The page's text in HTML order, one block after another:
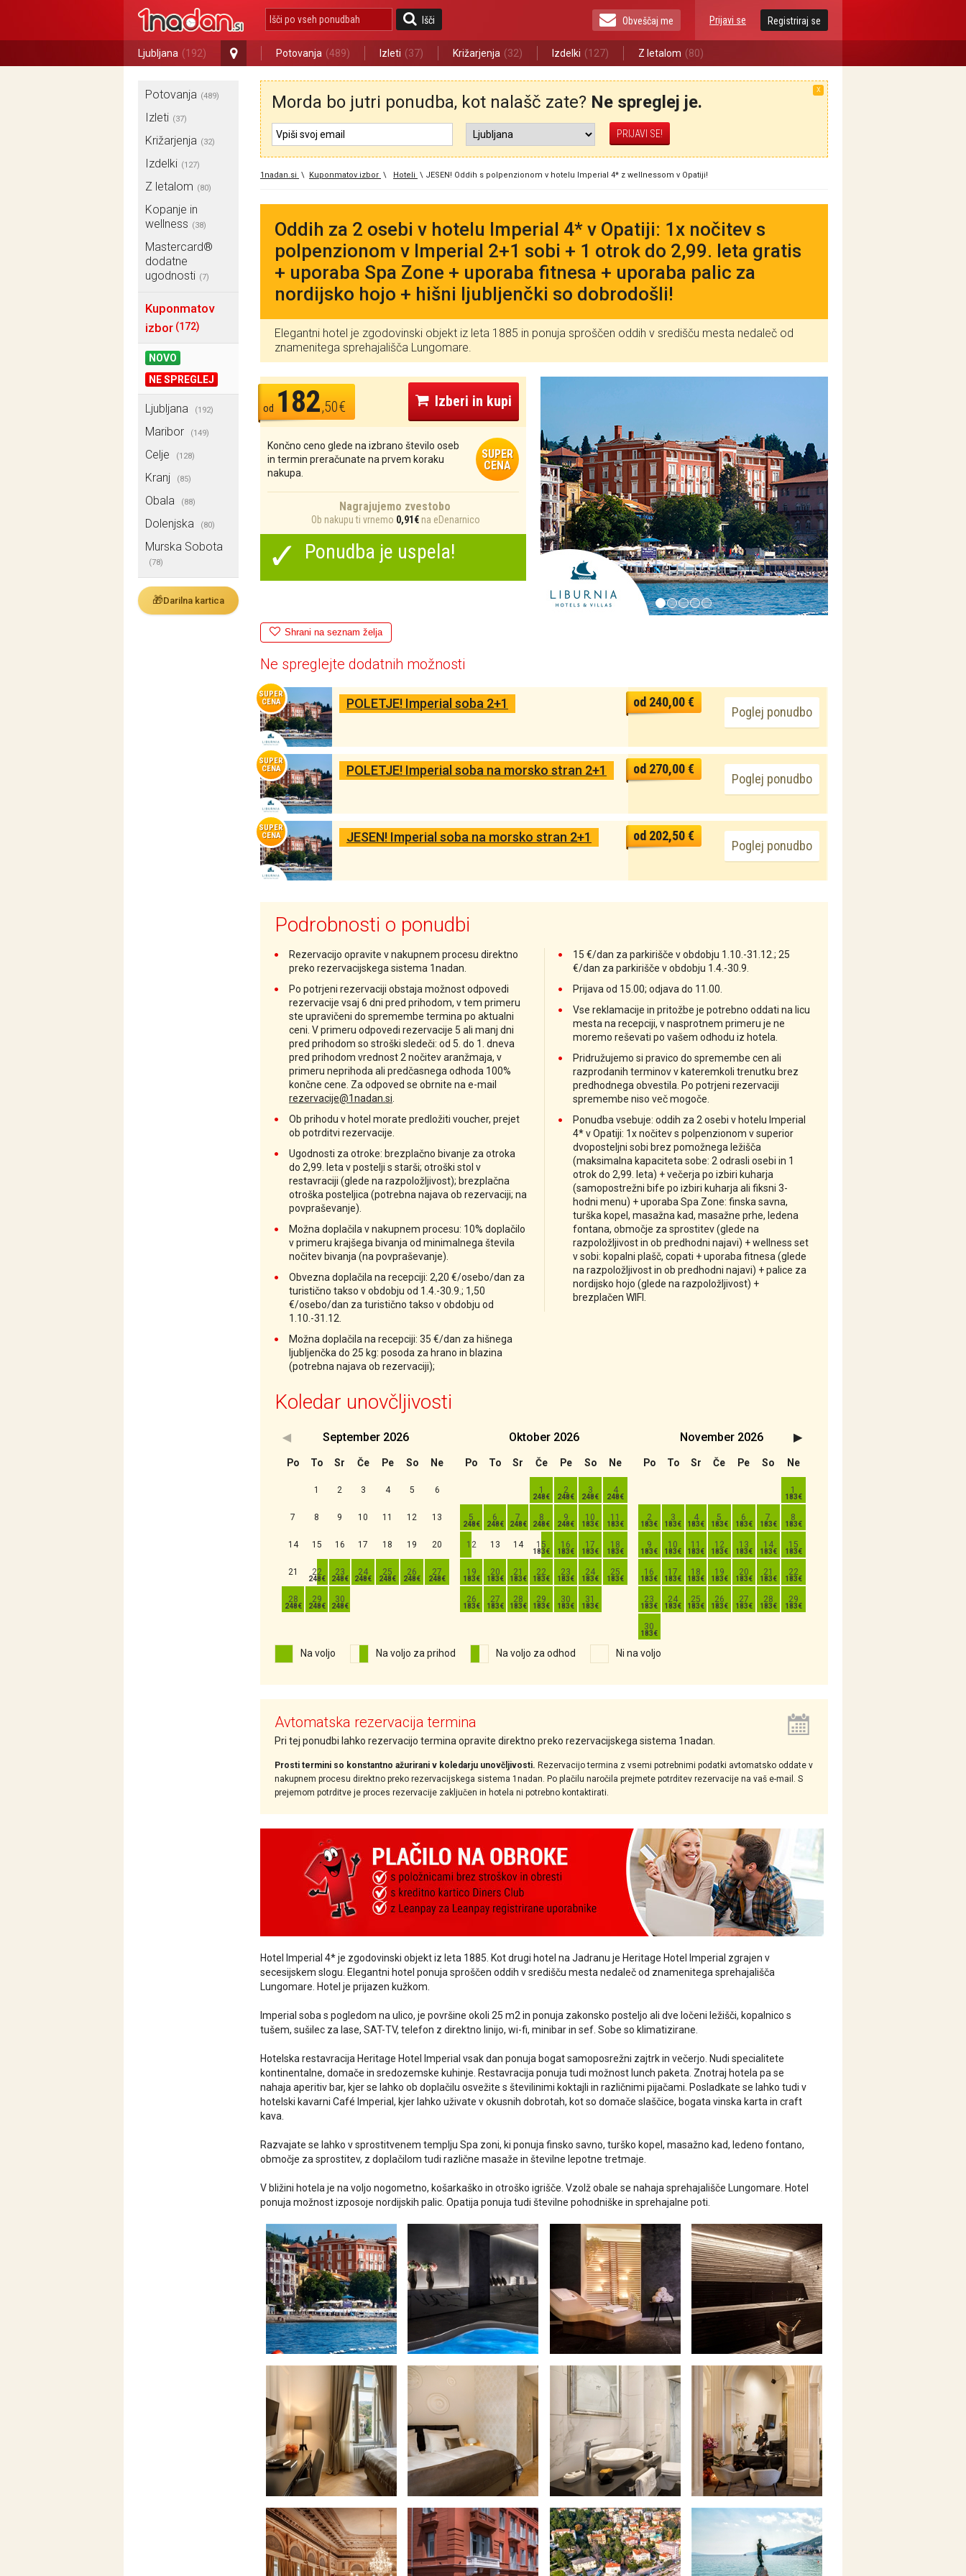
Išči Prijavi se Registriraj se
Obveščaj me
Ljubljana (192) Potovanja (489) Izleti (37) Križarjenja (32) Izdelki (127) Z letalom (80)
Potovanja (489)
Izleti (37)
Križarjenja (32)
Izdelki (127)
Z letalom (80)
Kopanje in
wellness (38)
Mastercard®
dodatne
ugodnosti (7)
Kuponmatov
izbor (172)
NOVO
NE SPREGLEJ
Ljubljana (192)
Maribor (149)
Celje (128)
Kranj (85)
Obala (88)
Dolenjska (80)
Murska Sobota
(78)
🎁Darilna kartica
X
Morda bo jutri ponudba, kot nalašč zate? Ne spreglej je.
1nadan.si \ Kuponmatov izbor \ Hoteli \ JESEN! Oddih s polpenzionom v hotelu Imperial 4* z wellnessom v Opatiji!
Oddih za 2 osebi v hotelu Imperial 4* v Opatiji: 1x nočitev s
polpenzionom v Imperial 2+1 sobi + 1 otrok do 2,99. leta gratis
+ uporaba Spa Zone + uporaba fitnesa + uporaba palic za
nordijsko hojo + hišni ljubljenčki so dobrodošli!
Elegantni hotel je zgodovinski objekt iz leta 1885 in ponuja sproščen oddih v središču mesta nedaleč od
znamenitega sprehajališča Lungomare.
od 182,50€ Izberi in kupi
Končno ceno glede na izbrano število oseb
in termin preračunate na prvem koraku
nakupa.
SUPER
CENA
Nagrajujemo zvestobo
Ob nakupu ti vrnemo 0,91€na eDenarnico
✓ Ponudba je uspela!
Shrani na seznam želja
Ne spreglejte dodatnih možnosti
SUPER
CENA
POLETJE! Imperial soba 2+1
Poglej ponudbo
od 240,00 €
SUPER
CENA
POLETJE! Imperial soba na morsko stran 2+1
Poglej ponudbo
od 270,00 €
SUPER
CENA
JESEN! Imperial soba na morsko stran 2+1
Poglej ponudbo
od 202,50 €
Podrobnosti o ponudbi
Rezervacijo opravite v nakupnem procesu direktno
preko rezervacijskega sistema 1nadan.
Po potrjeni rezervaciji obstaja možnost odpovedi
rezervacije vsaj 6 dni pred prihodom, v tem primeru
ste upravičeni do spremembe termina po aktualni
ceni. V primeru odpovedi rezervacije 5 ali manj dni
pred prihodom so stroški sledeči: od 5. do 1. dneva
pred prihodom vrednost 2 nočitev aranžmaja, v
primeru neprihoda ali predčasnega odhoda 100%
končne cene. Za odpoved se obrnite na e-mail
rezervacije@1nadan.si
Ob prihodu v hotel morate predložiti voucher, prejet
ob potrditvi rezervacije.
Ugodnosti za otroke: brezplačno bivanje za otroka
do 2,99. leta v postelji s starši; otroški stol v
restavraciji (glede na razpoložljivost); brezplačna
otroška posteljica (potrebna najava ob rezervaciji; na
povpraševanje).
Možna doplačila v nakupnem procesu: 10% doplačilo
v primeru krajšega bivanja od minimalnega števila
nočitev bivanja (na povpraševanje).
Obvezna doplačila na recepciji: 2,20 €/osebo/dan za
turistično takso v obdobju od 1.4.-30.9.; 1,50
€/osebo/dan za turistično takso v obdobju od
1.10.-31.12.
Možna doplačila na recepciji: 35 €/dan za hišnega
ljubljenčka do 25 kg: posoda za hrano in blazina
(potrebna najava ob rezervaciji);
15 €/dan za parkirišče v obdobju 1.10.-31.12.; 25
€/dan za parkirišče v obdobju 1.4.-30.9.
Prijava od 15.00; odjava do 11.00.
Vse reklamacije in pritožbe je potrebno oddati na licu
mesta na recepciji, v nasprotnem primeru je ne
moremo reševati po vašem odhodu iz hotela.
Pridružujemo si pravico do spremembe cen ali
razprodanih terminov v kateremkoli trenutku brez
predhodnega obvestila. Po potrjeni rezervaciji
spremembe niso več mogoče.
Ponudba vsebuje: oddih za 2 osebi v hotelu Imperial
4* v Opatiji: 1x nočitev s polpenzionom v superior
dvoposteljni sobi brez pomožnega ležišča
(maksimalna kapaciteta sobe: 2 odrasli osebi in 1
otrok do 2,99. leta) + večerja po izbiri kuharja
(samopostrežni bife po izbiri kuharja ali fiksni 3-
hodni menu) + uporaba Spa Zone: finska savna,
turška kopel, masažna kad, masažne prhe, ledena
fontana, območje za sprostitev (glede na
razpoložljivost in ob predhodni najavi) + wellness set
v sobi: kopalni plašč, copati + uporaba fitnesa (glede
na razpoložljivost in ob predhodni najavi) + palice za
nordijsko hojo (glede na razpoložljivost) +
brezplačen WIFI.
Koledar unovčljivosti
September 2026
Po To Sr Če Pe So Ne
1 2 3 4 5 6
7 8 9 10 11 12 13
14 15 16 17 18 19 20
21 22 23 24 25 26 27
28 29 30
Oktober 2026
Po To Sr Če Pe So Ne
1 2 3 4
5 6 7 8 9 10 11
12 13 14 15 16 17 18
19 20 21 22 23 24 25
26 27 28 29 30 31
November 2026
Po To Sr Če Pe So Ne
1
2 3 4 5 6 7 8
9 10 11 12 13 14 15
16 17 18 19 20 21 22
23 24 25 26 27 28 29
30
Na voljo Na voljo za prihod Na voljo za odhod Ni na voljo
Avtomatska rezervacija termina
Pri tej ponudbi lahko rezervacijo termina opravite direktno preko rezervacijskega sistema 1nadan.
Prosti termini so konstantno ažurirani v koledarju unovčljivosti. Rezervacijo termina z vsemi potrebnimi podatki avtomatsko oddate v
nakupnem procesu direktno preko rezervacijskega sistema 1nadan. Po plačilu naročila prejmete potrditev rezervacije na vaš e-mail. S
prejemom potrditve je proces rezervacije zaključen in hotela ni potrebno kontaktirati.
Hotel Imperial 4* je zgodovinski objekt iz leta 1885. Kot drugi hotel na Jadranu je Heritage Hotel Imperial zgrajen v
secesijskem slogu. Elegantni hotel ponuja sproščen oddih v središču mesta nedaleč od znamenitega sprehajališča
Lungomare. Hotel je prijazen kužkom.
Imperial soba s pogledom na ulico, je površine okoli 25 m2 in ponuja zakonsko posteljo ali dve ločeni ležišči, kopalnico s
tušem, sušilec za lase, SAT-TV, telefon z direktno linijo, wi-fi, minibar in sef. Sobe so klimatizirane.
Hotelska restavracija Heritage Hotel Imperial vsak dan ponuja bogat samoposrežni zajtrk in večerjo. Nudi specialitete
kontinentalne, domače in sredozemske kuhinje. Restavracija ponuja tudi možnost lunch paketa. Znotraj hotela pa se
nahaja aperitiv bar, kjer se lahko ob doplačilu osvežite s številinimi koktajli in različnimi pijačami. Posladkate se lahko tudi v
hotelski kavarni Café Imperial, kjer lahko uživate v okusnih dobrotah, kot so domače slaščice, bogata vinska karta in craft
kava.
Razvajate se lahko v sprostitvenem templju Spa zoni, ki ponuja finsko savno, turško kopel, masažno kad, ledeno fontano,
območje za sprostitev, z doplačilom tudi različne masaže in številne lepotne tretmaje.
V bližini hotela je na voljo nogometno, košarkaško in otroško igrišče. Vzolž obale se nahaja sprehajališče Lungomare. Hotel
ponuja možnost izposoje nordijskih palic. Opatija ponuja tudi številne pohodniške in sprehajalne poti.